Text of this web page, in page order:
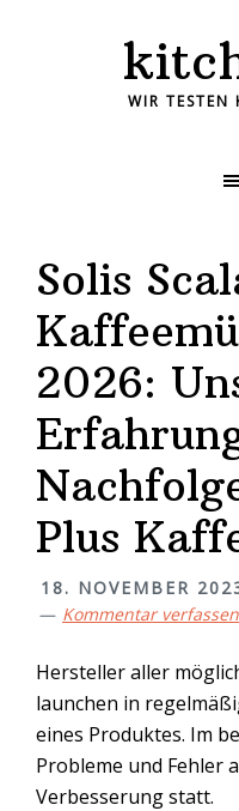
WIR TESTEN
Solis
2026:
Plus
18. NOVEMBER
Kommentar verfassen
Hersteller aller
launchen in
eines Produktes. Im
Probleme und Fehler
Verbesserung statt.